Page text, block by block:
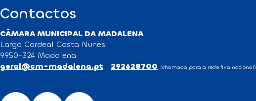
Contactos
CÂMARA MUNICIPAL DA MADALENA
Largo Cardeal Costa Nunes
9950-324 Madalena
geral@cm-madalena.pt | 292628700 (chamada para a rede fixa nacional)